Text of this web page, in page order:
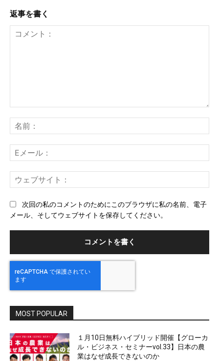
返事を書く
ン
ト：
前
メ
ー
ェ
次回の私のコメントのためにこのブラウザに私の名前、電子
メール、そしてウェブサイトを保存してください。
MOST POPULAR
１月10日無料ハイブリッド開催【グローカ
ル・ビジネス・セミナーvol.33】日本の農
業はなぜ成長できないのか